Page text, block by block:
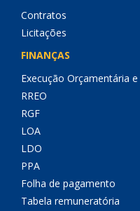
Contratos
Licitações
FINANÇAS
Execução Orçamentária
RREO
RGF
LOA
LDO
PPA
Folha de pagamento
Tabela remuneratória